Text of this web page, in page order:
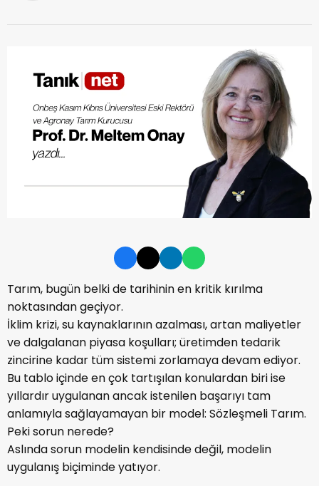
Tarım, bugün belki de tarihinin en kritik kırılma
noktasından geçiyor.
İklim krizi, su kaynaklarının azalması, artan maliyetler
ve dalgalanan piyasa koşulları; üretimden tedarik
zincirine kadar tüm sistemi zorlamaya devam ediyor.
Bu tablo içinde en çok tartışılan konulardan biri ise
yıllardır uygulanan ancak istenilen başarıyı tam
anlamıyla sağlayamayan bir model: Sözleşmeli Tarım.
Peki sorun nerede?
Aslında sorun modelin kendisinde değil, modelin
uygulanış biçiminde yatıyor.